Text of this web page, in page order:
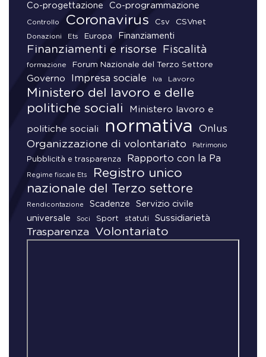
Co-progettazione Co-programmazione
Controllo Coronavirus Csv CSVnet
Donazioni Ets Europa Finanziamenti
Finanziamenti e risorse Fiscalità
formazione Forum Nazionale del Terzo Settore
Governo Impresa sociale Iva Lavoro
Ministero del lavoro e delle
politiche sociali
Ministero lavoro e
politiche sociali normativa Onlus
Organizzazione di volontariato Patrimonio
Pubblicità e trasparenza Rapporto con la Pa
Regime fiscale Ets
Registro unico
nazionale del Terzo settore
Rendicontazione Scadenze
Servizio civile
universale
Soci Sport statuti Sussidiarietà
Trasparenza Volontariato